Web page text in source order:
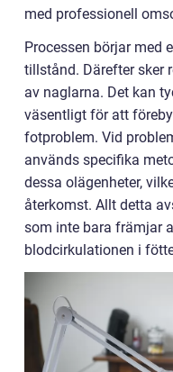
med professionell
Processen börjar med
tillstånd. Därefter sker
av naglarna. Det kan
väsentligt för att
fotproblem. Vid
används specifika
dessa olägenheter,
återkomst. Allt detta
som inte bara främjar
blodcirkulationen i